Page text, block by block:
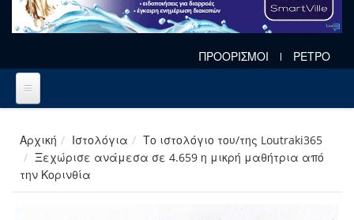
ΠΡΟΟΡΙΣΜΟΙ ΡΕΤΡΟ
Αρχική Ιστολόγια
Το ιστολόγιο του/της Loutraki365
Ξεχώρισε ανάμεσα σε 4.659 η μικρή μαθήτρια από
την Κορινθία